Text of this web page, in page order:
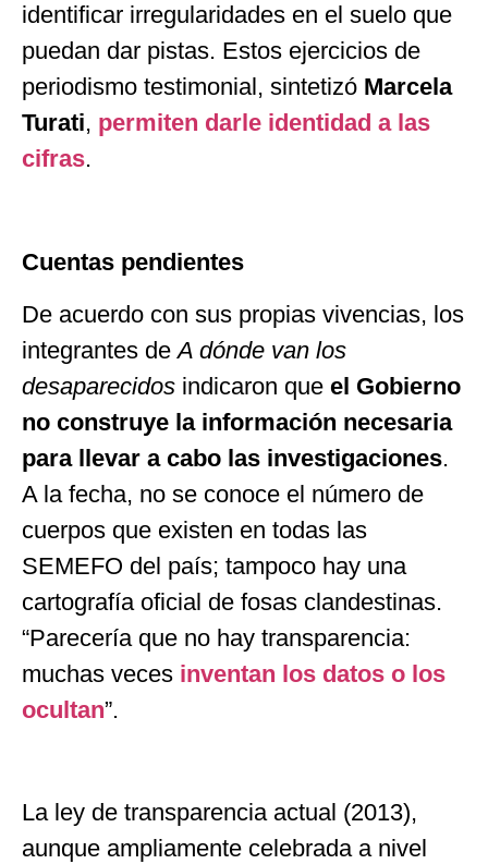
identificar irregularidades en el suelo que
puedan dar pistas. Estos ejercicios de
periodismo testimonial, sintetizó Marcela
Turati, permiten darle identidad a las
cifras.
Cuentas pendientes
De acuerdo con sus propias vivencias, los
integrantes deA dónde van los
desaparecidos indicaron que el Gobierno
no construye la información necesaria
para llevar a cabo las investigaciones.
A la fecha, no se conoce el número de
cuerpos que existen en todas las
SEMEFO del país; tampoco hay una
cartografía oficial de fosas clandestinas.
“Parecería que no hay transparencia:
muchas veces inventan los datos o los
ocultan”.
La ley de transparencia actual (2013),
aunque ampliamente celebrada a nivel